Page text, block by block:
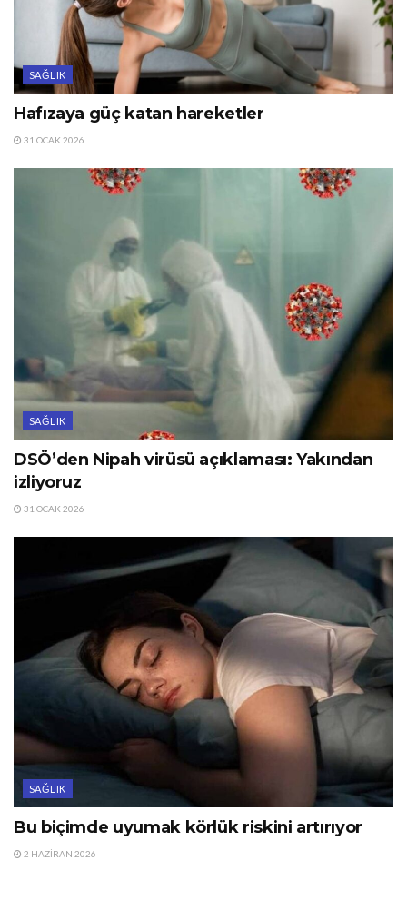
SAĞLIK
Hafızaya güç katan hareketler
31 OCAK 2026
SAĞLIK
DSÖ’den Nipah virüsü açıklaması: Yakından
izliyoruz
31 OCAK 2026
SAĞLIK
Bu biçimde uyumak körlük riskini artırıyor
2 HAZIRAN 2026